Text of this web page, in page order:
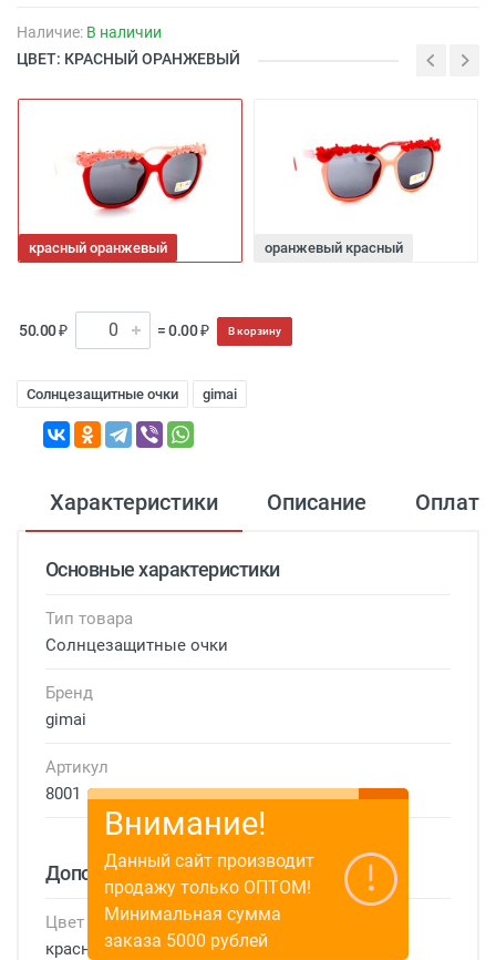
Наличие: В наличии
ЦВЕТ: КРАСНЫЙ ОРАНЖЕВЫЙ
красный оранжевый оранжевый красный
50.00 ₽ = 0.00 ₽ В корзину
Солнцезащитные очки gimai
Характеристики Описание Оплата
Основные характеристики
Тип товара
Солнцезащитные очки
Бренд
gimai
Артикул
8001
Дополнительные характеристики
Цвет
красный оранжевый
Внимание!
Данный сайт производит
продажу только ОПТОМ!
Минимальная сумма
заказа 5000 рублей